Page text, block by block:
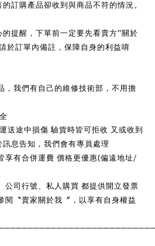
訂購產品卻收到與商品不符的情況。
提醒，下單前一定要先看賣方" 關於
於訂單內備註，保障自身的利益唷
，我們有自己的維修技術部，不用擔
送途中損傷 驗貨時皆可拒收 又或收到
息告知，我們會有專員處理
享有合併運費 價格更優惠(偏遠地址 /
公司行號、私人購買 都提供開立發票
閱〝賣家關於我〞，以享有自身權益